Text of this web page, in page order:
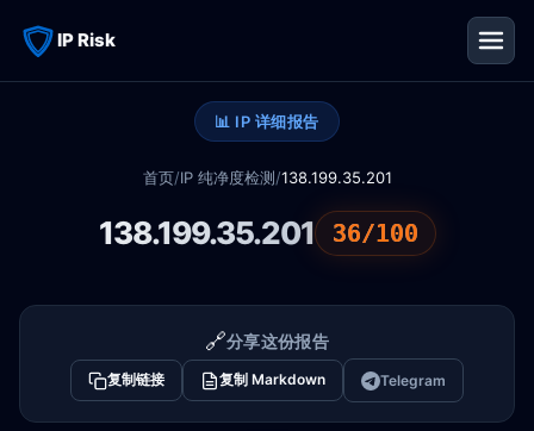
IP Risk
📊 IP 详细报告
首页/IP 纯净度检测/138.199.35.201
138.199.35.201 36/100
🔗分享这份报告
复制链接 复制 Markdown Telegram